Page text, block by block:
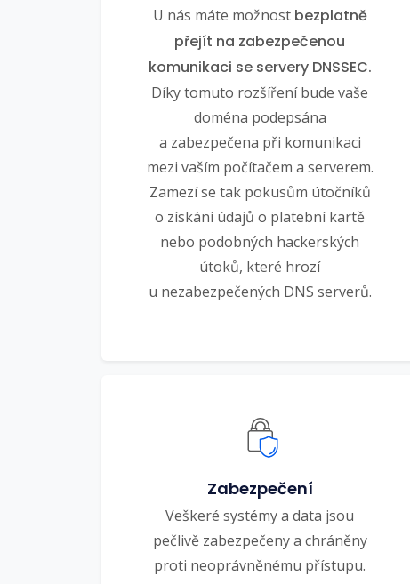
U nás máte možnost bezplatně
přejít na zabezpečenou
komunikaci se servery DNSSEC.
Díky tomuto rozšíření bude vaše
doména podepsána
a zabezpečena při komunikaci
mezi vaším počítačem a serverem.
Zamezí se tak pokusům útočníků
o získání údajů o platební kartě
nebo podobných hackerských
útoků, které hrozí
u nezabezpečených DNS serverů.
Zabezpečení
Veškeré systémy a data jsou
pečlivě zabezpečeny a chráněny
proti neoprávněnému přístupu.